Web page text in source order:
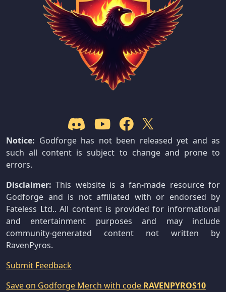
Notice: Godforge has not been released yet and as
such all content is subject to change and prone to
errors.
Disclaimer: This website is a fan-made resource for
Godforge and is not affiliated with or endorsed by
Fateless Ltd.. All content is provided for informational
and entertainment purposes and may include
community-generated content not written by
RavenPyros.
Submit Feedback
Save on Godforge Merch with code RAVENPYROS10